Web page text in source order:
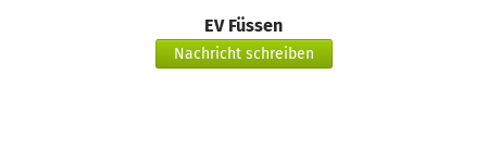
EV Füssen
Nachricht schreiben